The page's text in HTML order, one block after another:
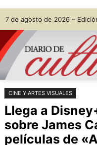
Saltar
al
contenido
Skip
to
content
7 de agosto de 2026 –
CINE Y ARTES VISUALES
Llega a
sobre James
películas de